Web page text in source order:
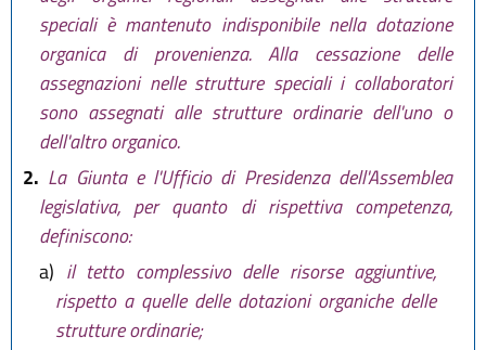
comma 12 da art. 4 L.R. 18
novembre 2014, n. 24, sostituito
comma 5 daart. 13 L.R. 12 marzo
2015 n. 1 , ancora aggiunto
comma 12 bis daart. 7 L.R. 9
maggio 2016, n. 7
sostituiti commi 4, 5 e 12 bis e
lett. b) comma 6, modificati lett.
b) comma 2, commi 10 e 11 e
aggiunto comma 5 bis da
L.R. 20 dicembre 2018, n. 21 .
Infine aggiunto comma 12 ter da
art 4 L.R. 3 giugno 2019, n. 5)
speciali è mantenuto indisponibile nella dotazione
organica di provenienza. Alla cessazione delle
assegnazioni nelle strutture speciali i collaboratori
sono assegnati alle strutture ordinarie dell'uno o
dell'altro organico.
2. La Giunta e l'Ufficio di Presidenza dell'Assemblea
legislativa, per quanto di rispettiva competenza,
definiscono:
a) il tetto complessivo delle risorse aggiuntive,
rispetto a quelle delle dotazioni organiche delle
strutture ordinarie;